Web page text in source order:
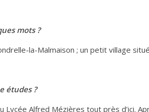
mots ?
la-Malmaison ; un petit village
études ?
Lycée Alfred Mézières tout près d’ici.